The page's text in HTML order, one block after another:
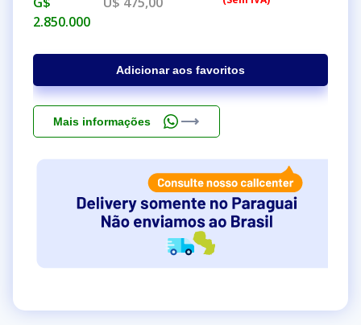
2.850.000
Adicionar aos favoritos
Mais informações